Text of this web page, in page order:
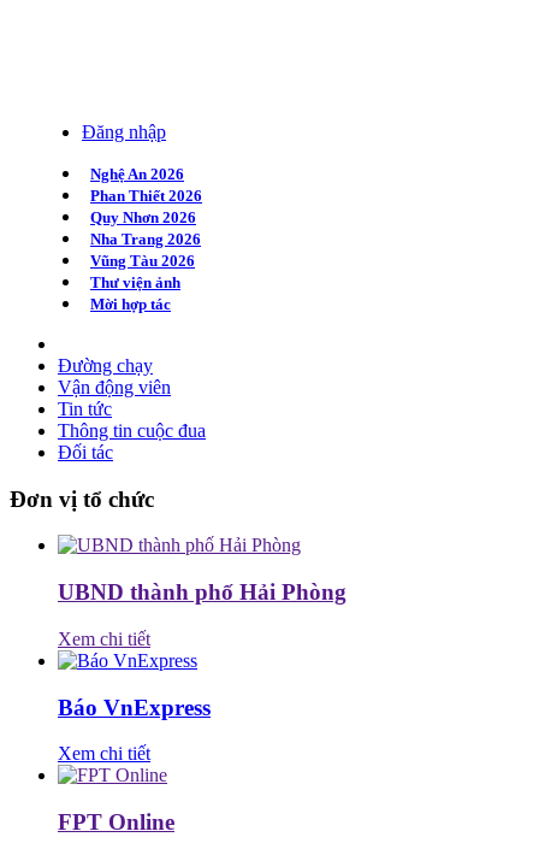
Đăng nhập
Nghệ An 2026
Phan Thiết 2026
Quy Nhơn 2026
Nha Trang 2026
Vũng Tàu 2026
Thư viện ảnh
Mời hợp tác
Đường chạy
Vận động viên
Tin tức
Thông tin cuộc đua
Đối tác
Đơn vị tổ chức
UBND thành phố Hải Phòng
Xem chi tiết
Báo VnExpress
Xem chi tiết
FPT Online